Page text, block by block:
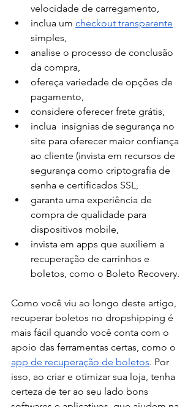
velocidade de carregamento,
inclua um checkout transparente
simples,
analise o processo de conclusão
da compra,
ofereça variedade de opções de
pagamento,
considere oferecer frete grátis,
inclua  insígnias de segurança no
site para oferecer maior confiança
ao cliente (invista em recursos de
segurança como criptografia de
senha e certificados SSL,
garanta uma experiência de
compra de qualidade para
dispositivos mobile,
invista em apps que auxiliem a
recuperação de carrinhos e
boletos, como o Boleto Recovery.
Como você viu ao longo deste artigo,
recuperar boletos no dropshipping é
mais fácil quando você conta com o
apoio das ferramentas certas, como o
app de recuperação de boletos. Por
isso, ao criar e otimizar sua loja, tenha
certeza de ter ao seu lado bons